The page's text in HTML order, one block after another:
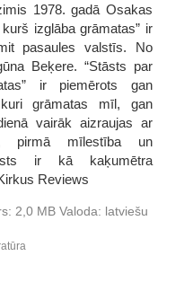
1978. gadā Osakas
izglāba grāmatas” ir
pasaules valstīs. No
Beķere. “Stāsts par
ir piemērots gan
kuri grāmatas mīl, gan
vairāk aizraujas ar
pirmā mīlestība un
ir kā kaķumētra
Reviews
2,0 MB Valoda: latviešu